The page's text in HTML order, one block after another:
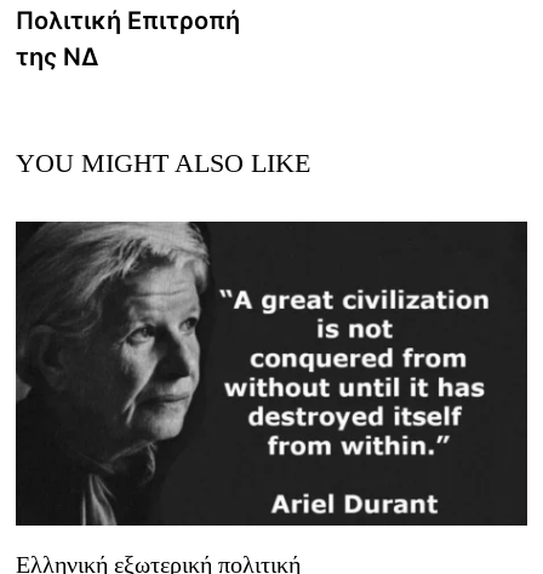
Πολιτική Επιτροπή
της ΝΔ
YOU MIGHT ALSO LIKE
Ελληνική εξωτερική πολιτική